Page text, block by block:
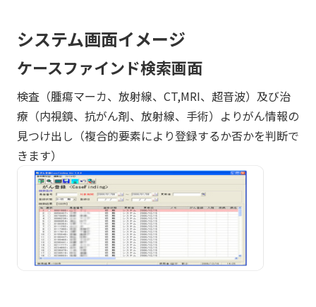
システム画面イメージ
ケースファインド検索画面
検査（腫瘍マーカ、放射線、CT,MRI、超音波）及び治
療（内視鏡、抗がん剤、放射線、手術）よりがん情報の
見つけ出し（複合的要素により登録するか否かを判断で
きます）